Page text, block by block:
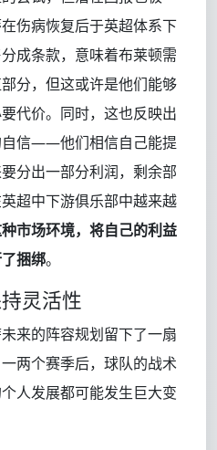
伤病恢复后于英超体系下
成条款，意味着布莱顿需
分，但这或许是他们能够
代价。同时，这也反映出
自信——他们相信自己能提
分出一部分利润，剩余部
超中下游俱乐部中越来越
市场环境，将自己的利益
捆绑。
灵活性
来的阵容规划留下了一扇
两个赛季后，球队的战术
人发展都可能发生巨大变